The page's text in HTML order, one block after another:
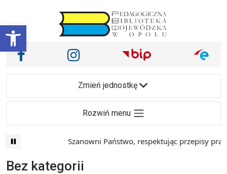
Otwórz pasek narzędzi
Main Navigation
Nasze media społecznościowe i inne
Facebook Instagram
Zmień jednostkę
Rozwiń menu
Szanowni Państwo, respektując przepisy prawa i
Bez kategorii